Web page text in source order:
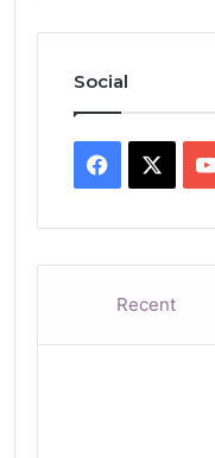
Social
Facebook
Recent